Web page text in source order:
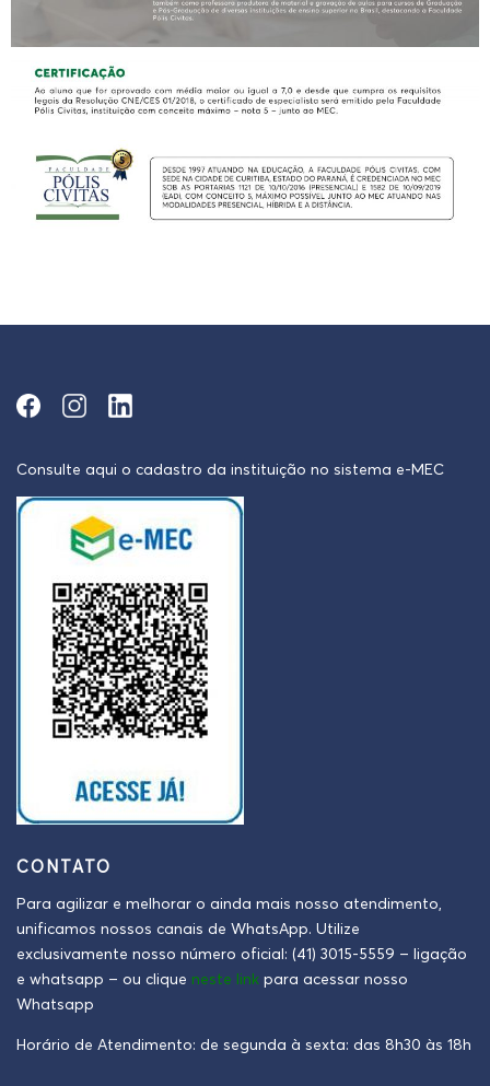
Consulte aqui o cadastro da instituição no sistema e-MEC
CONTATO
Para agilizar e melhorar o ainda mais nosso atendimento,
unificamos nossos canais de WhatsApp. Utilize
exclusivamente nosso número oficial: (41) 3015-5559 – ligação
e whatsapp – ou clique neste link para acessar nosso
Whatsapp
Horário de Atendimento: de segunda à sexta: das 8h30 às 18h